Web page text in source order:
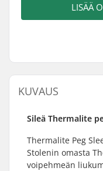
LISÄÄ
KUVAUS
Sileä Thermalite
Thermalite Peg
Stolenin omasta
voipehmeän